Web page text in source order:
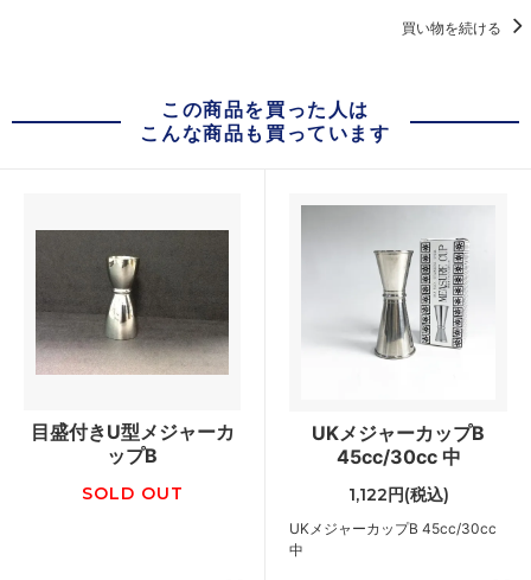
買い物を続ける
この商品を買った人は
こんな商品も買っています
目盛付きU型メジャーカ
ップB
SOLD OUT
UKメジャーカップB
45cc/30cc 中
1,122円(税込)
UKメジャーカップB 45cc/30cc
中